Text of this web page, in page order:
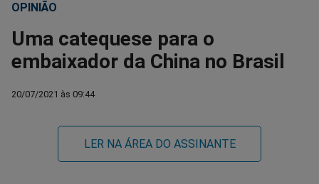
Compartilhar
no
Compartilhar
no
no
no
no
no
OPINIÃO
Uma catequese para o
embaixador da China no Brasil
20/07/2021 às 09:44
LER NA ÁREA DO ASSINANTE